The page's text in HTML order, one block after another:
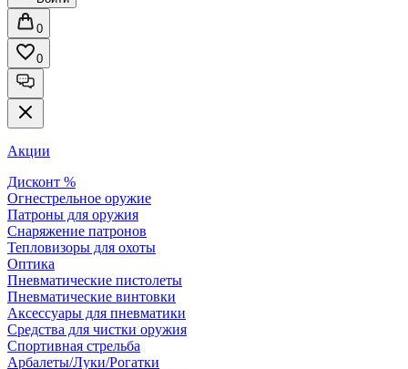
0
0
Акции
Дисконт %
Огнестрельное оружие
Патроны для оружия
Снаряжение патронов
Тепловизоры для охоты
Оптика
Пневматические пистолеты
Пневматические винтовки
Аксессуары для пневматики
Средства для чистки оружия
Спортивная стрельба
Арбалеты/Луки/Рогатки